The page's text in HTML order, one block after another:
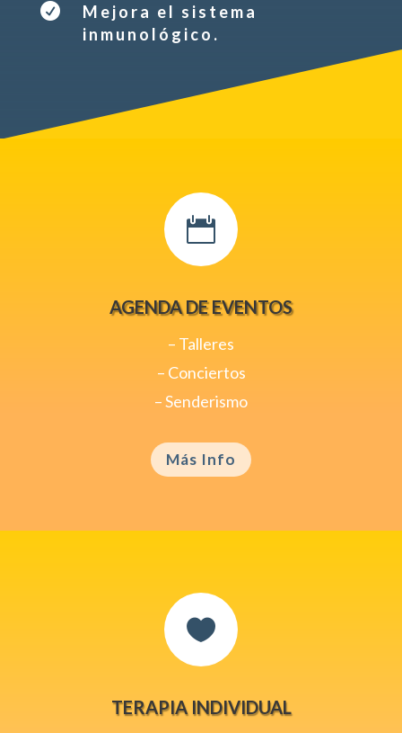

Mejora el sistema
inmunológico.

AGENDA DE EVENTOS
– Talleres
– Conciertos
– Senderismo
Más Info

TERAPIA INDIVIDUAL